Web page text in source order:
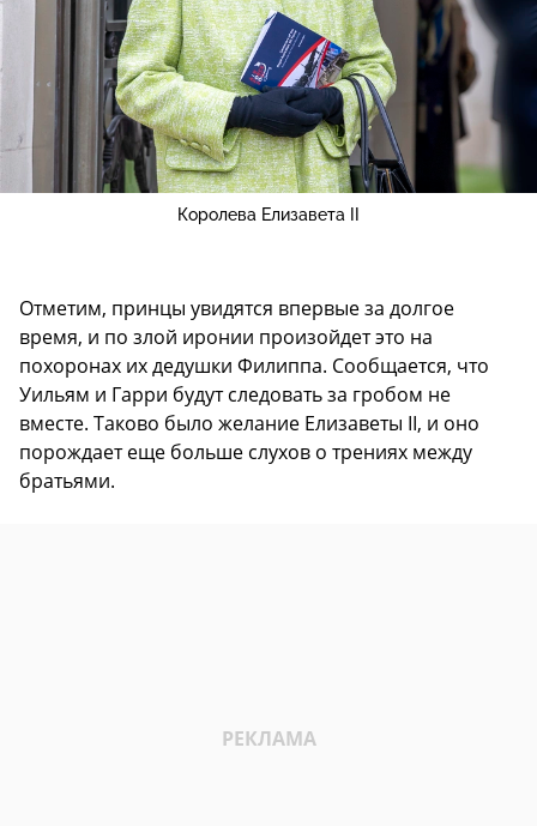
Королева Елизавета II
Отметим, принцы увидятся впервые за долгое
время, и по злой иронии произойдет это на
похоронах их дедушки Филиппа. Сообщается, что
Уильям и Гарри будут следовать за гробом не
вместе. Таково было желание Елизаветы II, и оно
порождает еще больше слухов о трениях между
братьями.